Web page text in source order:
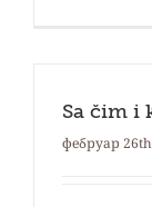
Sa čim i
фебруар